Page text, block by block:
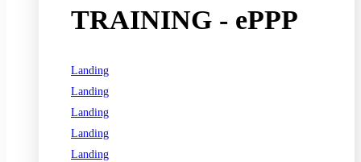
TRAINING - ePPP
Landing
Landing
Landing
Landing
Landing